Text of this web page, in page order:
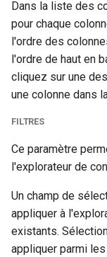
Dans la liste des
pour chaque
l'ordre des
l'ordre de haut en
cliquez sur une
une colonne dans
FILTRES
Ce paramètre
l'explorateur de
Un champ de
appliquer à
existants.
appliquer parmi